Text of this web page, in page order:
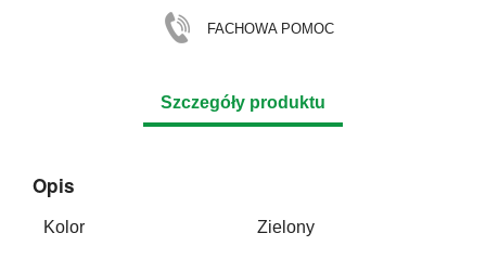
FACHOWA POMOC
Szczegóły produktu
Opis
Kolor Zielony